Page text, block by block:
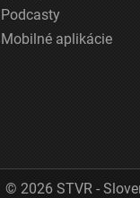
Podcasty
Mobilné aplikácie
© 2026 STVR -